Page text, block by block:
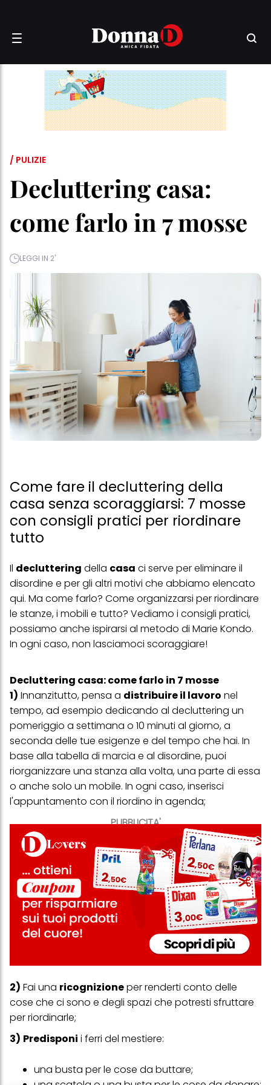
/ PULIZIE
Decluttering casa:
come farlo in 7 mosse
LEGGI IN 2'
Come fare il decluttering della
casa senza scoraggiarsi: 7 mosse
con consigli pratici per riordinare
tutto
PUBBLICITA'
Il decluttering della casa ci serve per eliminare il
disordine e per gli altri motivi che abbiamo elencato
qui. Ma come farlo? Come organizzarsi per riordinare
le stanze, i mobili e tutto? Vediamo i consigli pratici,
possiamo anche ispirarsi al metodo di Marie Kondo.
In ogni caso, non lasciamoci scoraggiare!
Decluttering casa: come farlo in 7 mosse
1) Innanzitutto, pensa a distribuire il lavoro nel
tempo, ad esempio dedicando al decluttering un
pomeriggio a settimana o 10 minuti al giorno, a
seconda delle tue esigenze e del tempo che hai. In
base alla tabella di marcia e al disordine, puoi
riorganizzare una stanza alla volta, una parte di essa
o anche solo un mobile. In ogni caso, inserisci
l'appuntamento con il riordino in agenda;
2) Fai una ricognizioneper renderti conto delle
cose che ci sono e degli spazi che potresti sfruttare
per riordinarle;
3) Predisponi i ferri del mestiere:
una busta per le cose da buttare;